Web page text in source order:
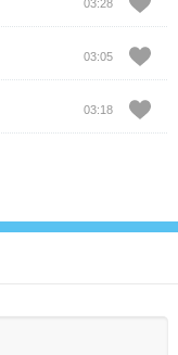
03:28
03:05
03:18